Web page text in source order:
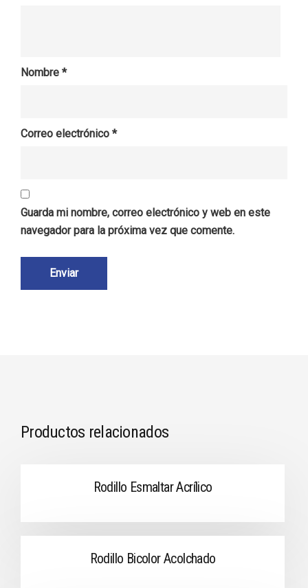
Nombre *
Correo electrónico *
Guarda mi nombre, correo electrónico y web en este
navegador para la próxima vez que comente.
Productos relacionados
Rodillo Esmaltar Acrílico
Rodillo Bicolor Acolchado